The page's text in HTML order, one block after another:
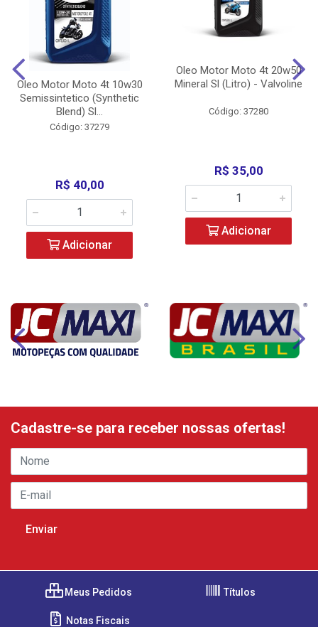
Oleo Motor Moto 4t 10w30
Semissintetico (Synthetic
Blend) Sl...
Código: 37279
R$ 40,00
Adicionar
Oleo Motor Moto 4t 20w50
Mineral Sl (Litro) - Valvoline
Código: 37280
R$ 35,00
Adicionar
Cadastre-se para receber nossas ofertas!
Meus Pedidos Títulos
Notas Fiscais